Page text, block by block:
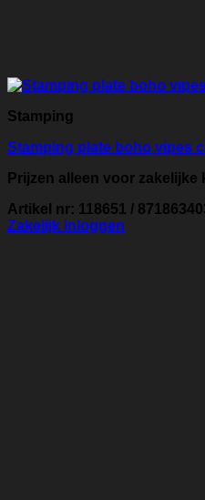
Stamping
Stamping plate boho vipes
Prijzen alleen voor zakelijke
Artikel nr: 118651 /
Zakelijk inloggen